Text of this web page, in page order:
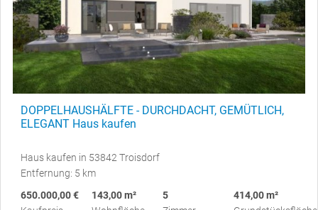
DOPPELHAUSHÄLFTE - DURCHDACHT, GEMÜTLICH,
ELEGANT Haus kaufen
Haus kaufen in 53842 Troisdorf
Entfernung: 5 km
650.000,00 €
143,00 m²
5
414,00 m²